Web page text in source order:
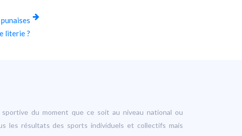
literie ?
du moment que ce soit au niveau national ou
les résultats des sports individuels et collectifs mais